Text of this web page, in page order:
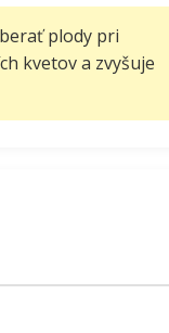
plody pri
kvetov a zvyšuje